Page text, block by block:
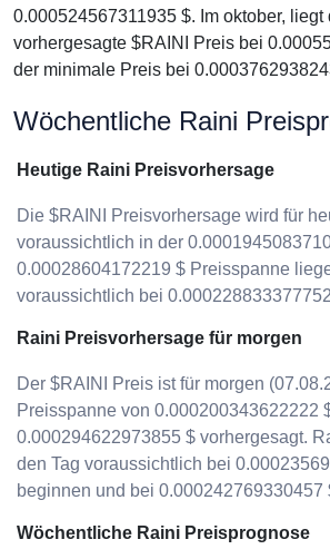
0.000524567311935 $. Im oktober, liegt
vorhergesagte $RAINI Preis bei
der minimale Preis bei
Wöchentliche Raini
Heutige Raini Preisvorhersage
Die $RAINI Preisvorhersage wird für
voraussichtlich in der
0.00028604172219 $ Preisspanne
voraussichtlich bei
Raini Preisvorhersage für morgen
Der $RAINI Preis ist für morgen
Preisspanne von 0.000200343622222
0.000294622973855 $ vorhergesagt.
den Tag voraussichtlich bei
beginnen und bei 0.000242769330457
Wöchentliche Raini Preisprognose